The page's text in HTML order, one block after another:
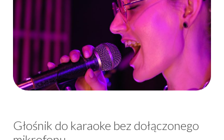
Głośnik do karaoke bez dołączonego